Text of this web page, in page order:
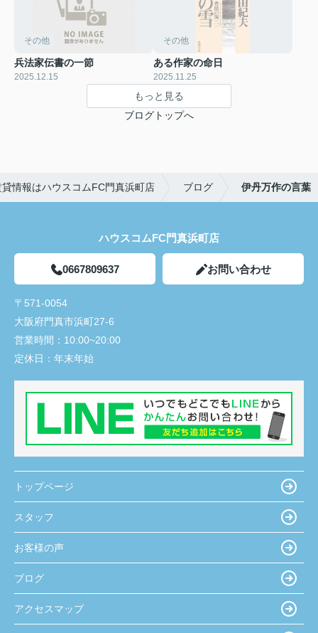
その他
兵法家伝書の一節
2025.12.15
その他
ある作家の命日
2025.11.25
もっと見る
ブログトップへ
情報はハウスコムFC門真浜町店 ブログ 伊丹万作の言葉
ハウスコムFC門真浜町店
0667809637 お問い合わせ
〒571-0054
大阪府門真市浜町27-6
営業時間： 10:00~20:00
定休日： 年末年始
トップページ
スタッフ
お客様の声
ブログ
アクセスマップ